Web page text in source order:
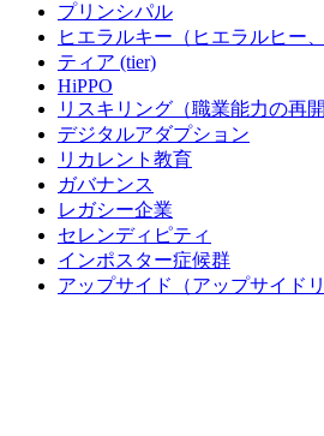
プリンシパル
ヒエラルキー（ヒエラルヒー
ティア (tier)
HiPPO
リスキリング（職業能力の再
デジタルアダプション
リカレント教育
ガバナンス
レガシー企業
セレンディピティ
インポスター症候群
アップサイド（アップサイドリ